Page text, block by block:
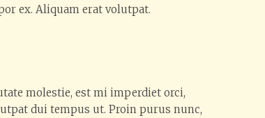
ex. Aliquam erat volutpat.
molestie, est mi imperdiet orci,
dui tempus ut. Proin purus nunc,